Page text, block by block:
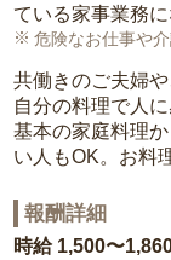
ている家事業務に
危険なお仕事や
共働きのご夫婦
自分の料理で人
基本の家庭料理
い人もOK。お料
報酬詳細
時給 1,500〜